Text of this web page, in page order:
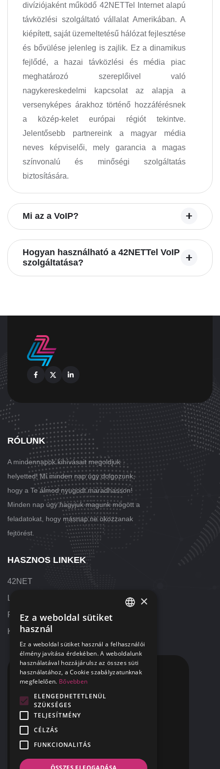
divíziójaként működő 42NETTel Internet alapú
távközlési szolgáltató vállalat Amerikában. A
kiépített, saját üzemeltetésű hálózat fejlesztése
és bővülése jelenleg is zajlik. Ez a dinamikus
fejlődé, a hazai távközlési és média piac
meghatározó szereplőivel való
nagykereskedelmi kapcsolat az alapja a
versenyképes árakhoz történő hozzáférésnek
a közép-kelet európai régiót tekintve.
Jelentősebb partnereink a magyar média
neves képviselői, mely garancia a magas
színvonalú és minőségi szolgáltatás
biztosítására.
Mi az a VoIP?
Hogyan használható a 42NETTel VoIP
szolgáltatása?
RÓLUNK
A mindennapok kihívásait megoldjuk
helyetted! Mi minden nap úgy dolgozunk,
hogy a Te álmod nyugodt maradhasson!
Minden nap úgy hagyjuk magunk mögött a
feladatokat, hogy másnap ne okozzanak
fejtörést.
HASZNOS LINKEK
42NET
Letöltések
Referenciák
Kapcsolat
KAPCSOLAT
+36 1 424 9000
+1 313 655 7459
segitunk@42NET.hu
400 Renaissance Center Suite 2647
Detroit, MIUSA 48243
×
Ez a weboldal sütiket
használ
Ez a weboldal sütiket használ a felhasználói
élmény javítása érdekében. A weboldalunk
használatával hozzájárulsz az összes süti
használatához, a Cookie szabályzatunknak
megfelelően. Bővebben
ELENGEDHETETLENÜL
SZÜKSÉGES
TELJESÍTMÉNY
CÉLZÁS
FUNKCIONALITÁS